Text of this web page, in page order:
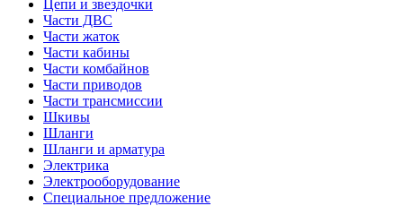
Цепи и звездочки
Части ДВС
Части жаток
Части кабины
Части комбайнов
Части приводов
Части трансмиссии
Шкивы
Шланги
Шланги и арматура
Электрика
Электрооборудование
Специальное предложение